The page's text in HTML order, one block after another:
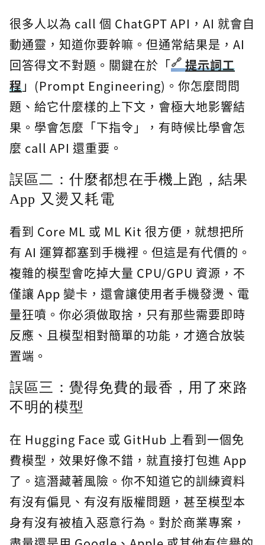
很多人以為 call 個 ChatGPT API，AI 就會自
動通靈，知道你要幹嘛。但通常結果是，AI
回答得文不對題。關鍵在於「
提示詞工
程」(Prompt Engineering)。你怎麼問問
題、給它什麼樣的上下文，會極大地影響結
果。學會怎麼「下指令」，有時候比學會怎
麼 call API 還重要。
誤區二：什麼都想在手機上跑，結果
App 又燙又耗電
看到 Core ML 或 ML Kit 很方便，就想把所
有 AI 運算都塞到手機裡。但這是有代價的。
複雜的模型會吃掉大量 CPU/GPU 資源，不
僅讓 App 變卡，還會讓使用者手機發燙、電
量狂噴。你必須做取捨，只有那些需要即時
反應、且模型相對簡單的功能，才適合放裝
置端。
誤區三：覺得免費的最香，用了來路
不明的模型
在 Hugging Face 或 GitHub 上看到一個免
費模型，效果好像不錯，就直接打包進 App
了。這潛藏著風險。你不知道它的訓練資料
有沒有偏見、有沒有版權問題，甚至模型本
身有沒有被植入惡意行為。對於商業專案，